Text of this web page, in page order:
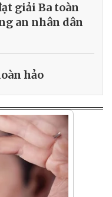
giải Ba toàn
an nhân dân
hảo